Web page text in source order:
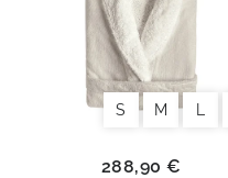
S M L
288,90 €